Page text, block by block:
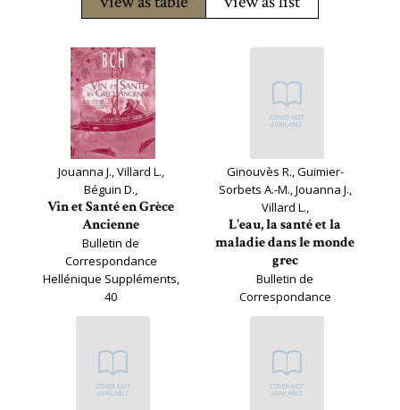
Jouanna J., Villard L.,
Béguin D.,
Vin et Santé en Grèce
Ancienne
Bulletin de
Correspondance
Hellénique Suppléments,
40
Ginouvès R., Guimier-
Sorbets A.-M., Jouanna J.,
Villard L.,
L'eau, la santé et la
maladie dans le monde
grec
Bulletin de
Correspondance
Hellénique Suppléments,